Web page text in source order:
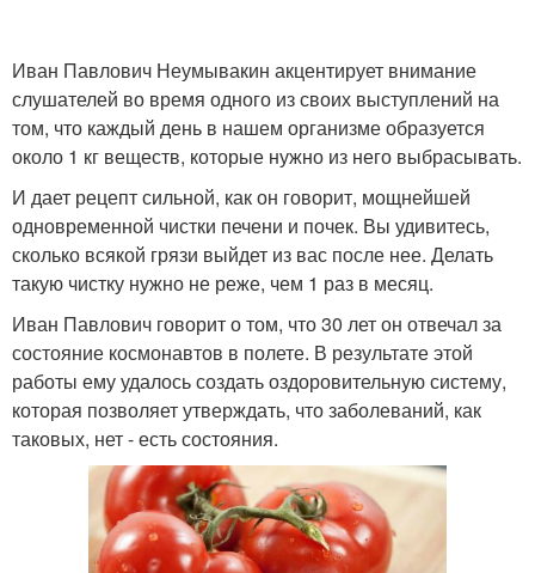
Иван Павлович Неумывакин акцентирует внимание
слушателей во время одного из своих выступлений на
том, что каждый день в нашем организме образуется
около 1 кг веществ, которые нужно из него выбрасывать.
И дает рецепт сильной, как он говорит, мощнейшей
одновременной чистки печени и почек. Вы удивитесь,
сколько всякой грязи выйдет из вас после нее. Делать
такую чистку нужно не реже, чем 1 раз в месяц.
Иван Павлович говорит о том, что 30 лет он отвечал за
состояние космонавтов в полете. В результате этой
работы ему удалось создать оздоровительную систему,
которая позволяет утверждать, что заболеваний, как
таковых, нет - есть состояния.